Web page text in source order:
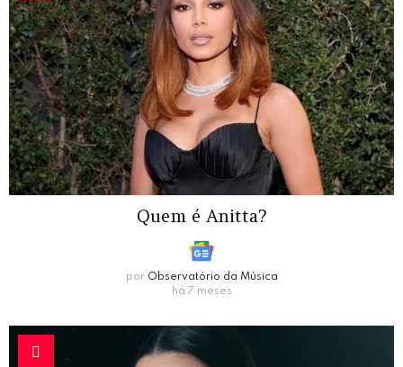
Quem é Anitta?
por Observatório da Música
há 7 meses